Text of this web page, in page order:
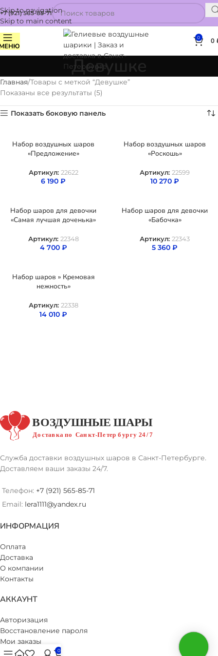
Skip to navigation
Skip to main content
+7 (921) 565-85-71
0 0
Девушке
Главная Товары с меткой “Девушке”
Показаны все результаты (5)
Показать боковую панель
Набор воздушных шаров
«Предложение»
Артикул: 22622
6 190 ₽
Набор воздушных шаров
«Роскошь»
Артикул: 22599
10 270 ₽
Набор шаров для девочки
«Самая лучшая доченька»
Артикул: 22348
4 700 ₽
Набор шаров для девочки
«Бабочка»
Артикул: 22343
5 360 ₽
Набор шаров » Кремовая
нежность»
Артикул: 22338
14 010 ₽
Служба доставки воздушных шаров в Санкт-Петербурге.
Доставляем ваши заказы 24/7.
Телефон: +7 (921) 565-85-71
Email: lera1111@yandex.ru
ИНФОРМАЦИЯ
Оплата
Доставка
О компании
Контакты
АККАУНТ
Авторизация
Восстановление пароля
Мои заказы
Избранное
0